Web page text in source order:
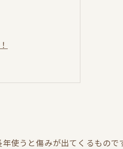
使うと傷みが出てくるもの